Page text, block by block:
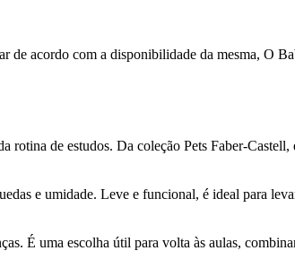
acordo com a disponibilidade da mesma, O
de estudos. Da coleção Pets Faber-
e umidade. Leve e funcional, é ideal para
É uma escolha útil para volta às aulas,